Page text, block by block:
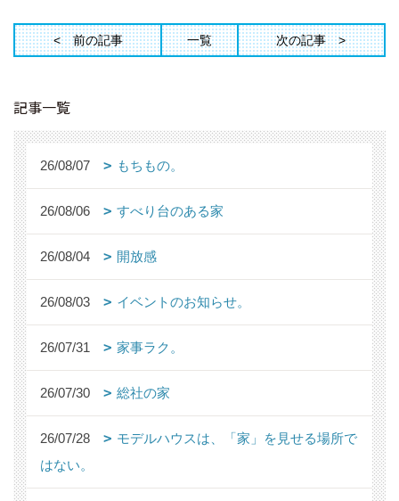
前の記事 一覧 次の記事
記事一覧
26/08/07 もちもの。
26/08/06 すべり台のある家
26/08/04 開放感
26/08/03 イベントのお知らせ。
26/07/31 家事ラク。
26/07/30 総社の家
26/07/28
モデルハウスは、「家」を見せる場所で
はない。